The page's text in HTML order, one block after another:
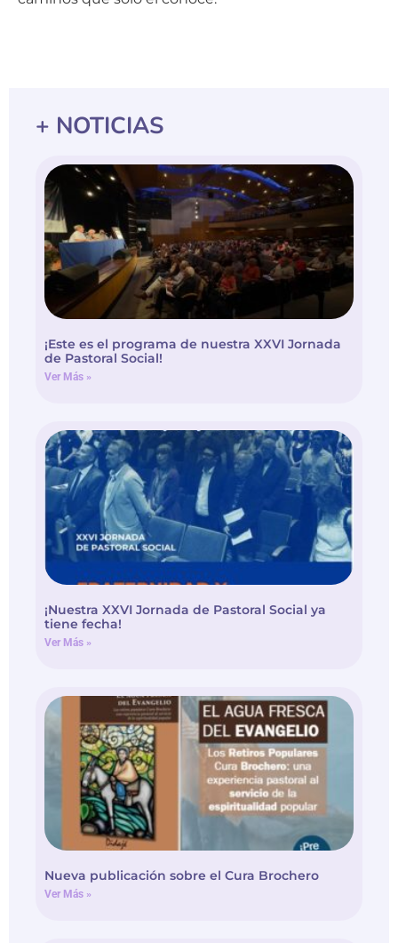
+ NOTICIAS
¡Este es el programa de nuestra XXVI Jornada
de Pastoral Social!
Ver Más »
¡Nuestra XXVI Jornada de Pastoral Social ya
tiene fecha!
Ver Más »
Nueva publicación sobre el Cura Brochero
Ver Más »